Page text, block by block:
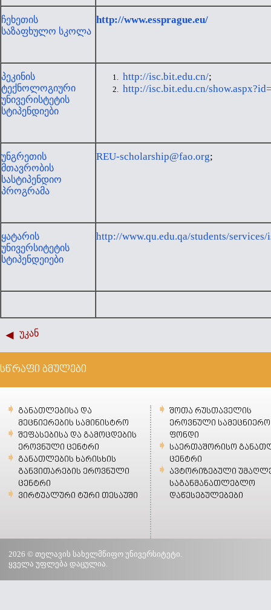
ჩეხეთის
საზაფხულო სკოლა
http://www.essprague.eu/
პეკინის
ტექნოლოგიური
უნივერისტეტის
სტიპენდიები
http://isc.bit.edu.cn/;
http://isc.bit.edu.cn/
უნგრეთის
მთავრობის
სასტიპენდიო
პროგრამა
REU-scholarship@fao.org;
ყატარის
უნივერსიტეტის
სტიპენდეიები
http://www.qu.edu.qa/students/
უკან
სწრაფი ბმულები
განათლებისა და
მეცნიერების სამინისტრო
შეფასებისა და გამოცდების
ეროვნული ცენტრი
განათლების ხარისხის
განვითარების ეროვნული
ცენტრი
ვირტუალური ტური თესაუში
შოთა რუსთაველის
ეროვნული სამეცნიერო
ფონდი
საერთაშორისო
ცენტრი
ავტორიზებული
საგანმანათლებლო
დაწესებულებები
2026 © თელავის სახელმწიფო უნივერსიტეტი.
ყველა უფლება დაცულია.